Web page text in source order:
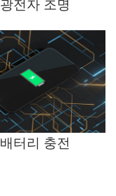
광전자 조명
배터리 충전